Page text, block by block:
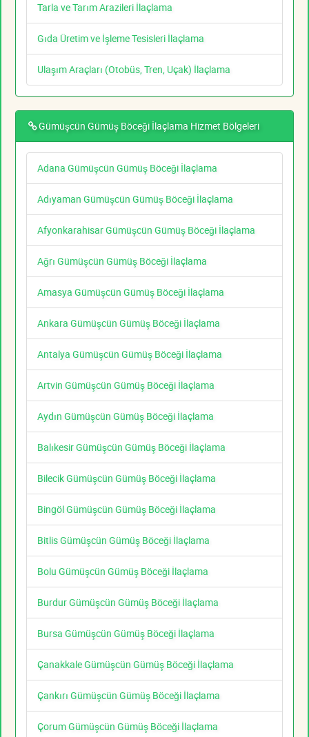
Tarla ve Tarım Arazileri İlaçlama
Gıda Üretim ve İşleme Tesisleri İlaçlama
Ulaşım Araçları (Otobüs, Tren, Uçak) İlaçlama
Gümüşcün Gümüş Böceği İlaçlama Hizmet Bölgeleri
Adana Gümüşcün Gümüş Böceği İlaçlama
Adıyaman Gümüşcün Gümüş Böceği İlaçlama
Afyonkarahisar Gümüşcün Gümüş Böceği İlaçlama
Ağrı Gümüşcün Gümüş Böceği İlaçlama
Amasya Gümüşcün Gümüş Böceği İlaçlama
Ankara Gümüşcün Gümüş Böceği İlaçlama
Antalya Gümüşcün Gümüş Böceği İlaçlama
Artvin Gümüşcün Gümüş Böceği İlaçlama
Aydın Gümüşcün Gümüş Böceği İlaçlama
Balıkesir Gümüşcün Gümüş Böceği İlaçlama
Bilecik Gümüşcün Gümüş Böceği İlaçlama
Bingöl Gümüşcün Gümüş Böceği İlaçlama
Bitlis Gümüşcün Gümüş Böceği İlaçlama
Bolu Gümüşcün Gümüş Böceği İlaçlama
Burdur Gümüşcün Gümüş Böceği İlaçlama
Bursa Gümüşcün Gümüş Böceği İlaçlama
Çanakkale Gümüşcün Gümüş Böceği İlaçlama
Çankırı Gümüşcün Gümüş Böceği İlaçlama
Çorum Gümüşcün Gümüş Böceği İlaçlama